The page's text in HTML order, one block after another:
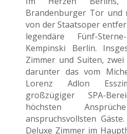
Brandenburger Tor und
von der Staatsoper
legendäre Fünf-
Kempinski Berlin.
Zimmer und Suiten,
darunter das vom
Lorenz Adlon
großzügiger SPA-
höchsten
anspruchsvollsten
Deluxe Zimmer im